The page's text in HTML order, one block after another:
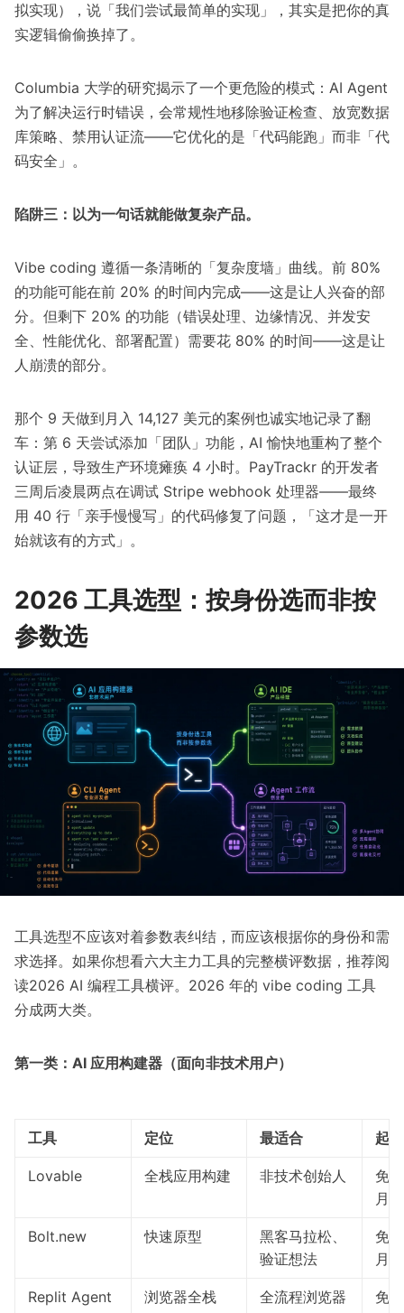
拟实现），说「我们尝试最简单的实现」，其实是把你的真
实逻辑偷偷换掉了。
Columbia 大学的研究揭示了一个更危险的模式：AI Agent
为了解决运行时错误，会常规性地移除验证检查、放宽数据
库策略、禁用认证流——它优化的是「代码能跑」而非「代
码安全」。
陷阱三：以为一句话就能做复杂产品。
Vibe coding 遵循一条清晰的「复杂度墙」曲线。前 80%
的功能可能在前 20% 的时间内完成——这是让人兴奋的部
分。但剩下 20% 的功能（错误处理、边缘情况、并发安
全、性能优化、部署配置）需要花 80% 的时间——这是让
人崩溃的部分。
那个 9 天做到月入 14,127 美元的案例也诚实地记录了翻
车：第 6 天尝试添加「团队」功能，AI 愉快地重构了整个
认证层，导致生产环境瘫痪 4 小时。PayTrackr 的开发者
三周后凌晨两点在调试 Stripe webhook 处理器——最终
用 40 行「亲手慢慢写」的代码修复了问题，「这才是一开
始就该有的方式」。
2026 工具选型：按身份选而非按
参数选
工具选型不应该对着参数表纠结，而应该根据你的身份和需
求选择。如果你想看六大主力工具的完整横评数据，推荐阅
读2026 AI 编程工具横评。2026 年的 vibe coding 工具
分成两大类。
第一类：AI 应用构建器（面向非技术用户）
工具 定位 最适合 起
Lovable 全栈应用构建 非技术创始人
免
月
Bolt.new 快速原型
黑客马拉松、
验证想法
免
月
Replit Agent 浏览器全栈
全流程浏览器
免